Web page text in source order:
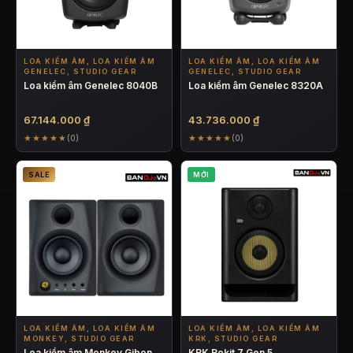
LOA KIỂM ÂM, LOA KIỂM ÂM
GENELEC, STUDIO GEAR
Loa kiểm âm Genelec 8040B
67.144.000 ₫
★★★★★ (0)
LOA KIỂM ÂM, LOA KIỂM ÂM
GENELEC, STUDIO GEAR
Loa kiểm âm Genelec 8320A
43.736.000 ₫
★★★★★ (0)
SALE
LOA KIỂM ÂM, LOA KIỂM ÂM
MONKEY, STUDIO GEAR
MỚI
LOA KIỂM ÂM, LOA KIỂM ÂM
KRK, STUDIO GEAR